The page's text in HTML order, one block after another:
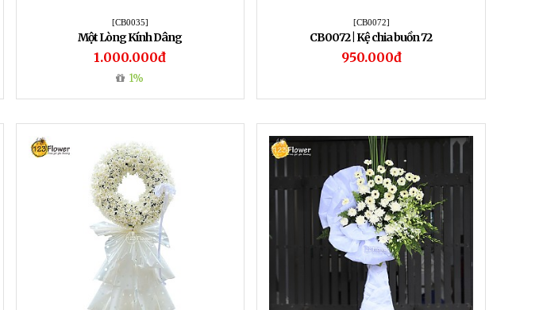
[CB0035]
Một Lòng Kính Dâng
1.000.000đ
1%
[CB0072]
CB0072 | Kệ chia buồn 72
950.000đ